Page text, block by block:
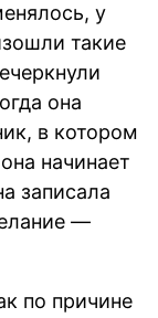
у
такие
она
в котором
начинает
записала
—
по причине